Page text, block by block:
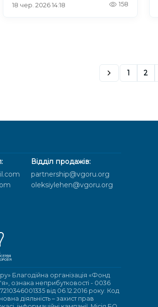
18 чер. 2026 14:18 158
1 2
Відділ продажів:
partnership@vgoru.org
oleksiylehen@vgoru.org
Благодійна організація «Фонд
ознака неприбутковості - 0036
від 06.12.2016 року. Код
діяльність – захист прав